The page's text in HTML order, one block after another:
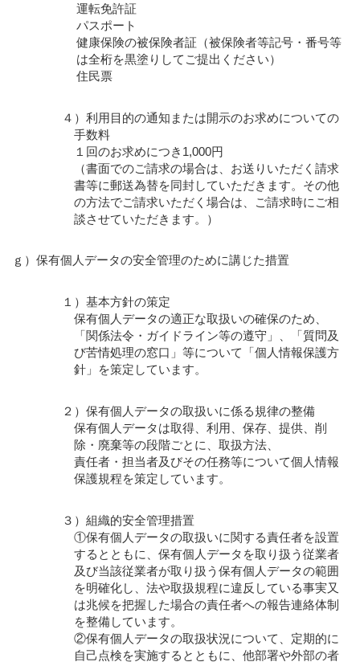
運転免許証
パスポート
健康保険の被保険者証（被保険者等記号・番号等
は全桁を黒塗りしてご提出ください）
住民票
４）利用目的の通知または開示のお求めについての
手数料
１回のお求めにつき1,000円
（書面でのご請求の場合は、お送りいただく請求
書等に郵送為替を同封していただきます。その他
の方法でご請求いただく場合は、ご請求時にご相
談させていただきます。）
ｇ）保有個人データの安全管理のために講じた措置
１）基本方針の策定
保有個人データの適正な取扱いの確保のため、
「関係法令・ガイドライン等の遵守」、「質問及
び苦情処理の窓口」等について「個人情報保護方
針」を策定しています。
２）保有個人データの取扱いに係る規律の整備
保有個人データは取得、利用、保存、提供、削
除・廃棄等の段階ごとに、取扱方法、
責任者・担当者及びその任務等について個人情報
保護規程を策定しています。
３）組織的安全管理措置
①保有個人データの取扱いに関する責任者を設置
するとともに、保有個人データを取り扱う従業者
及び当該従業者が取り扱う保有個人データの範囲
を明確化し、法や取扱規程に違反している事実又
は兆候を把握した場合の責任者への報告連絡体制
を整備しています。
②保有個人データの取扱状況について、定期的に
自己点検を実施するとともに、他部署や外部の者